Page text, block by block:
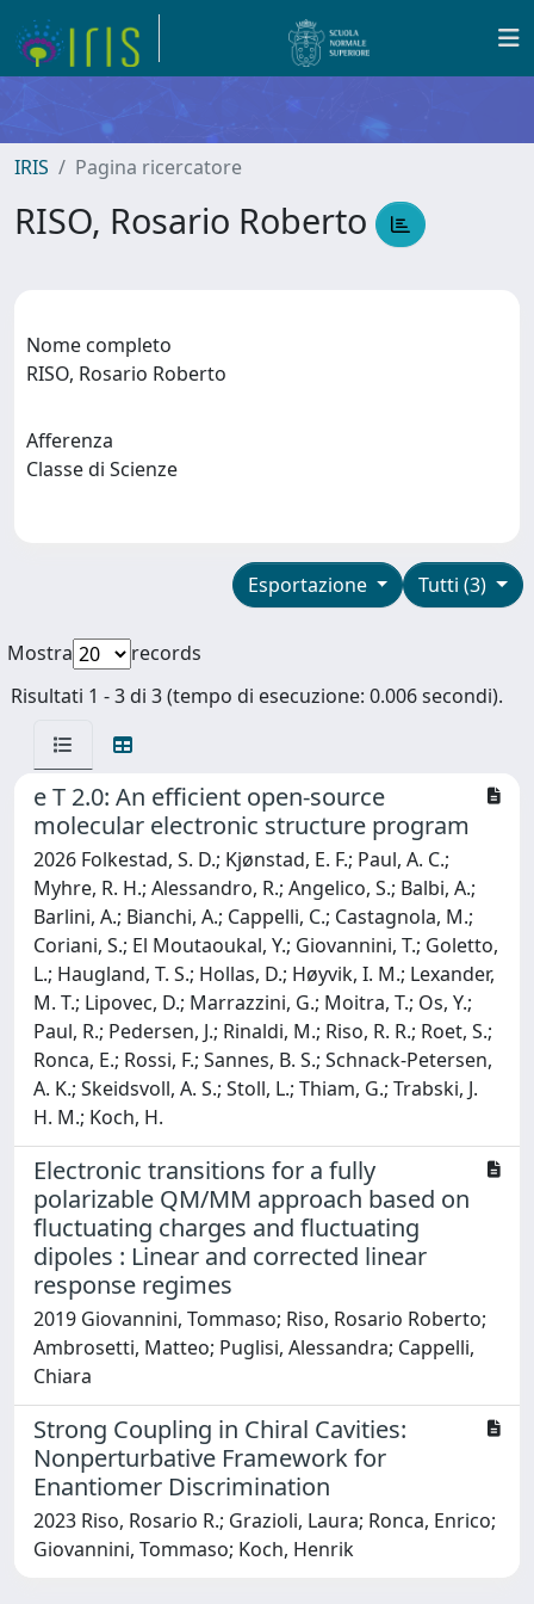
IRIS Pagina ricercatore
RISO, Rosario Roberto
Nome completo
RISO, Rosario Roberto
Afferenza
Classe di Scienze
Tutti (3)
Esportazione
Mostra
records
Risultati 1 - 3 di 3 (tempo di esecuzione: 0.006 secondi).
e T 2.0: An efficient open-source
molecular electronic structure program
2026 Folkestad, S. D.; Kjønstad, E. F.; Paul, A. C.;
Myhre, R. H.; Alessandro, R.; Angelico, S.; Balbi, A.;
Barlini, A.; Bianchi, A.; Cappelli, C.; Castagnola, M.;
Coriani, S.; El Moutaoukal, Y.; Giovannini, T.; Goletto,
L.; Haugland, T. S.; Hollas, D.; Høyvik, I. M.; Lexander,
M. T.; Lipovec, D.; Marrazzini, G.; Moitra, T.; Os, Y.;
Paul, R.; Pedersen, J.; Rinaldi, M.; Riso, R. R.; Roet, S.;
Ronca, E.; Rossi, F.; Sannes, B. S.; Schnack-Petersen,
A. K.; Skeidsvoll, A. S.; Stoll, L.; Thiam, G.; Trabski, J.
H. M.; Koch, H.
Electronic transitions for a fully
polarizable QM/MM approach based on
fluctuating charges and fluctuating
dipoles : Linear and corrected linear
response regimes
2019 Giovannini, Tommaso; Riso, Rosario Roberto;
Ambrosetti, Matteo; Puglisi, Alessandra; Cappelli,
Chiara
Strong Coupling in Chiral Cavities:
Nonperturbative Framework for
Enantiomer Discrimination
2023 Riso, Rosario R.; Grazioli, Laura; Ronca, Enrico;
Giovannini, Tommaso; Koch, Henrik